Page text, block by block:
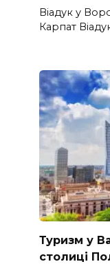
Віадук у
Карпат
Туризм у
столиці